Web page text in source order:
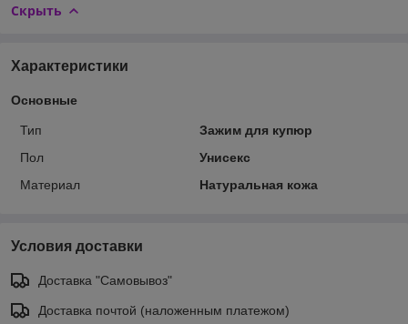
Скрыть
Характеристики
Основные
Тип
Зажим для купюр
Пол
Унисекс
Материал
Натуральная кожа
Условия доставки
Доставка "Самовывоз"
Доставка почтой (наложенным платежом)